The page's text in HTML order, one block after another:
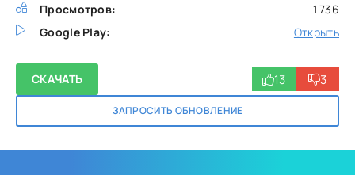
Просмотров:
1 736
Google Play:
Открыть
СКАЧАТЬ
ЗАПРОСИТЬ ОБНОВЛЕНИЕ
13 3